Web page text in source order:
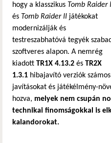
hogy a klasszikus Tomb Raider I
és Tomb Raider II játékokat
modernizálják és
testreszabhatóvá tegyék
szoftveres alapon. A nemrég
kiadott TR1X 4.13.2 és TR2X
1.3.1 hibajavító verziók
javításokat és játékélmény-
hozva, melyek nem csupán
technikai finomságokkal is
kalandorokat.